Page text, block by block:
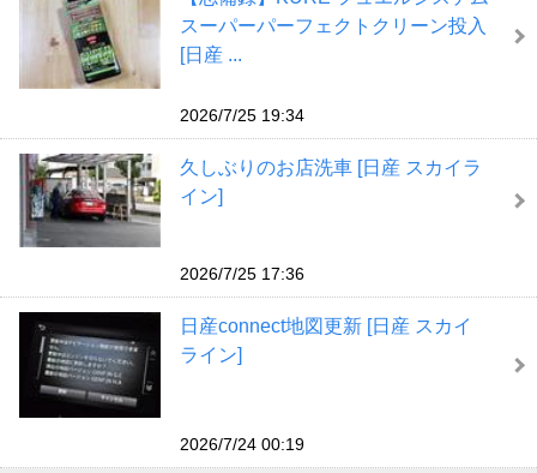
スーパーパーフェクトクリーン投入
[日産 ...
2026/7/25 19:34
久しぶりのお店洗車 [日産 スカイラ
イン]
2026/7/25 17:36
日産connect地図更新 [日産 スカイ
ライン]
2026/7/24 00:19